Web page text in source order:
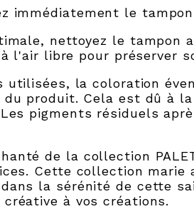
immédiatement le
nettoyez le tampon
l'air libre pour préserver
utilisées, la coloration
produit. Cela est dû à
pigments résiduels
de la collection
Cette collection
dans la sérénité de cette
à vos créations.